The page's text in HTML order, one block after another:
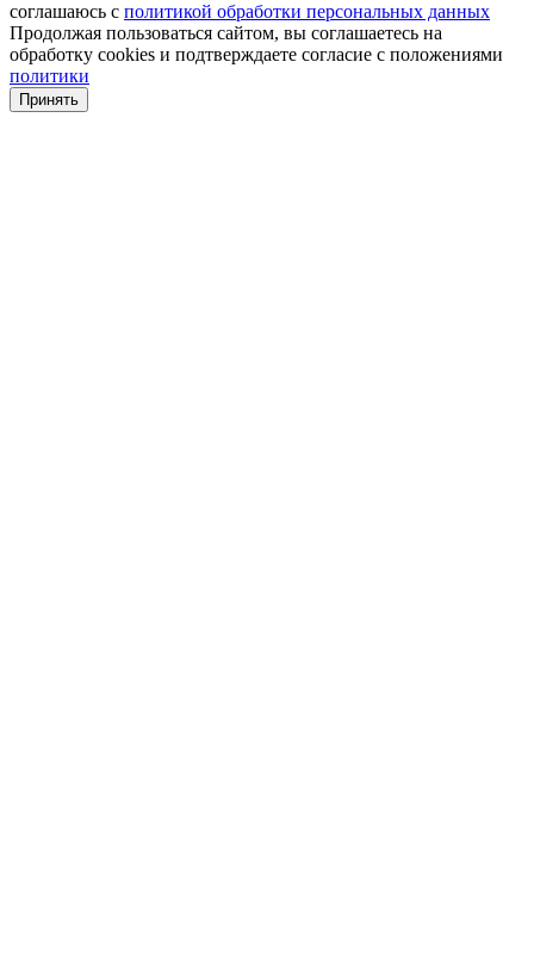
соглашаюсь с политикой обработки персональных данных
Продолжая пользоваться сайтом, вы соглашаетесь на
обработку cookies и подтверждаете согласие с положениями
политики
Принять